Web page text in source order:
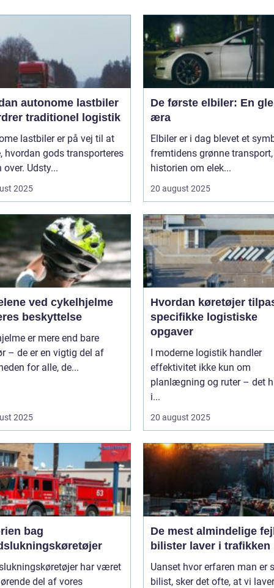
autonome lastbiler
traditionel logistik
lastbiler er på vej til at
hvordan gods transporteres
over. Udsty...
2025
De første elbiler: En
æra
Elbiler er i dag blevet et
fremtidens grønne
historien om elek...
20 august 2025
ved cykelhjelme
beskyttelse
er mere end bare
– de er en vigtig del af
for alle, de...
2025
Hvordan køretøjer
specifikke logistiske
opgaver
I moderne logistik handler
effektivitet ikke kun om
planlægning og ruter – det
i...
20 august 2025
bag
har været
del af vores
De mest almindelige
bilister laver i trafikken
Uanset hvor erfaren man er
bilist, sker det ofte, at vi